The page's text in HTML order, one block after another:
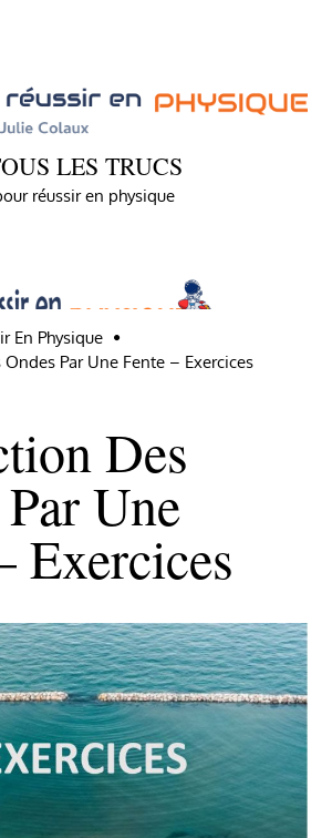
LES TRUCS
réussir en physique
En Physique
Par Une Fente – Exercices
Des
Une
Exercices
la physique!